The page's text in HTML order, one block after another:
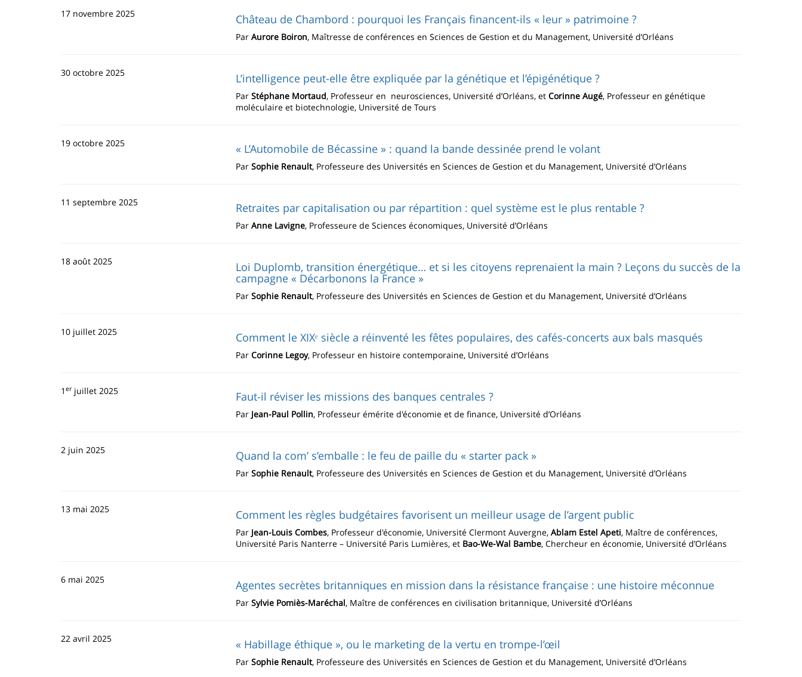
17 novembre 2025 Château de Chambord : pourquoi les Français financent-ils « leur » patrimoine ?
Par Aurore Boiron, Maîtresse de conférences en Sciences de Gestion et du Management, Université d’Orléans
30 octobre 2025 L’intelligence peut-elle être expliquée par la génétique et l’épigénétique ?
Par Stéphane Mortaud, Professeur en neurosciences, Université d’Orléans, et Corinne Augé, Professeur en génétique
moléculaire et biotechnologie, Université de Tours
19 octobre 2025 « L’Automobile de Bécassine » : quand la bande dessinée prend le volant
Par Sophie Renault, Professeure des Universités en Sciences de Gestion et du Management, Université d’Orléans
11 septembre 2025 Retraites par capitalisation ou par répartition : quel système est le plus rentable ?
Par Anne Lavigne, Professeure de Sciences économiques, Université d’Orléans
18 août 2025 Loi Duplomb, transition énergétique… et si les citoyens reprenaient la main ? Leçons du succès de la
campagne « Décarbonons la France »
Par Sophie Renault, Professeure des Universités en Sciences de Gestion et du Management, Université d’Orléans
10 juillet 2025 Comment le XIXᵉ siècle a réinventé les fêtes populaires, des cafés-concerts aux bals masqués
Par Corinne Legoy, Professeur en histoire contemporaine, Université d’Orléans
1 er juillet 2025 Faut-il réviser les missions des banques centrales ?
Par Jean-Paul Pollin, Professeur émérite d'économie et de finance, Université d’Orléans
2 juin 2025 Quand la com’ s’emballe : le feu de paille du « starter pack »
Par Sophie Renault, Professeure des Universités en Sciences de Gestion et du Management, Université d’Orléans
13 mai 2025 Comment les règles budgétaires favorisent un meilleur usage de l’argent public
Par Jean-Louis Combes, Professeur d'économie, Université Clermont Auvergne, Ablam Estel Apeti, Maître de conférences,
Université Paris Nanterre – Université Paris Lumières, et Bao-We-Wal Bambe, Chercheur en économie, Université d’Orléans
6 mai 2025 Agentes secrètes britanniques en mission dans la résistance française : une histoire méconnue
Par Sylvie Pomiès-Maréchal, Maître de conférences en civilisation britannique, Université d’Orléans
22 avril 2025 « Habillage éthique », ou le marketing de la vertu en trompe-l’œil
Par Sophie Renault, Professeure des Universités en Sciences de Gestion et du Management, Université d’Orléans